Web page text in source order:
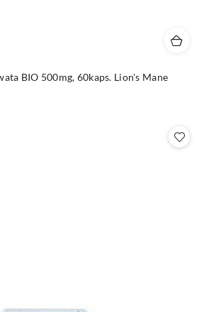
BIO 500mg, 60kaps. Lion's Mane